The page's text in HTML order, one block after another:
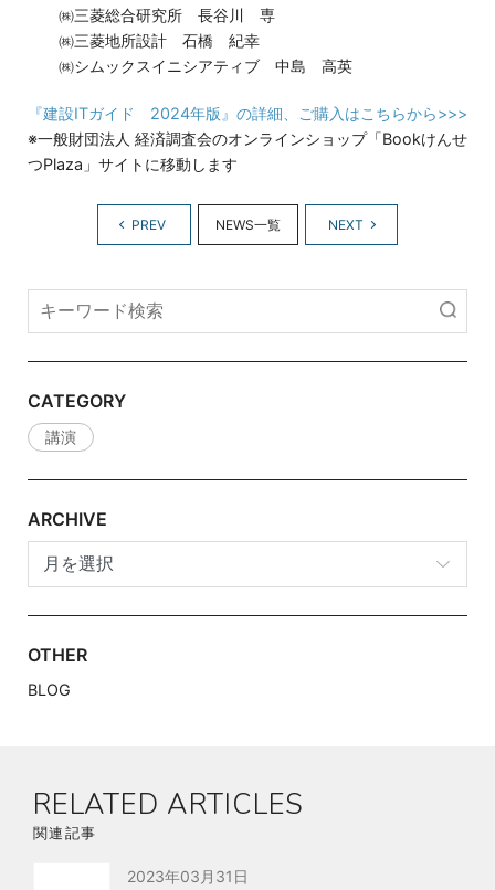
㈱三菱総合研究所 長谷川 専
㈱三菱地所設計 石橋 紀幸
㈱シムックスイニシアティブ 中島 高英
『建設ITガイド 2024年版』の詳細、ご購入はこちらから>>>
※一般財団法人 経済調査会のオンラインショップ「Bookけんせ
つPlaza」サイトに移動します
PREV NEWS一覧 NEXT
CATEGORY
講演
ARCHIVE
archive
OTHER
BLOG
RELATED ARTICLES
関連記事
2023年03月31日